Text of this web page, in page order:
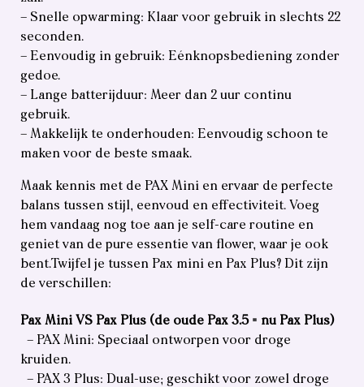
– Snelle opwarming: Klaar voor gebruik in slechts 22
seconden.
– Eenvoudig in gebruik: Eénknopsbediening zonder
gedoe.
– Lange batterijduur: Meer dan 2 uur continu
gebruik.
– Makkelijk te onderhouden: Eenvoudig schoon te
maken voor de beste smaak.
Maak kennis met de PAX Mini en ervaar de perfecte
balans tussen stijl, eenvoud en effectiviteit. Voeg
hem vandaag nog toe aan je self-care routine en
geniet van de pure essentie van flower, waar je ook
bent.Twijfel je tussen Pax mini en Pax Plus? Dit zijn
de verschillen:
Pax Mini VS Pax Plus (de oude Pax 3.5 = nu Pax Plus)
– PAX Mini: Speciaal ontworpen voor droge
kruiden.
– PAX 3 Plus: Dual-use; geschikt voor zowel droge